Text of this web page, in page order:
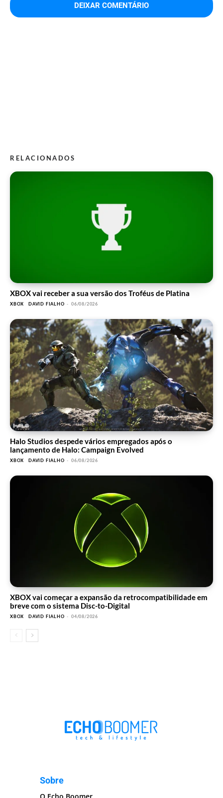
RELACIONADOS
XBOX vai receber a sua versão dos Troféus de Platina
XBOX DAVID FIALHO - 06/08/2026
Halo Studios despede vários empregados após o
lançamento de Halo: Campaign Evolved
XBOX DAVID FIALHO - 06/08/2026
XBOX vai começar a expansão da retrocompatibilidade em
breve com o sistema Disc-to-Digital
XBOX DAVID FIALHO - 04/08/2026
Sobre